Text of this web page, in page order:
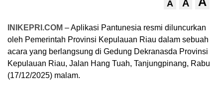
A A
INIKEPRI.COM – Aplikasi Pantunesia resmi diluncurkan
oleh Pemerintah Provinsi Kepulauan Riau dalam sebuah
acara yang berlangsung di Gedung Dekranasda Provinsi
Kepulauan Riau, Jalan Hang Tuah, Tanjungpinang, Rabu
(17/12/2025) malam.